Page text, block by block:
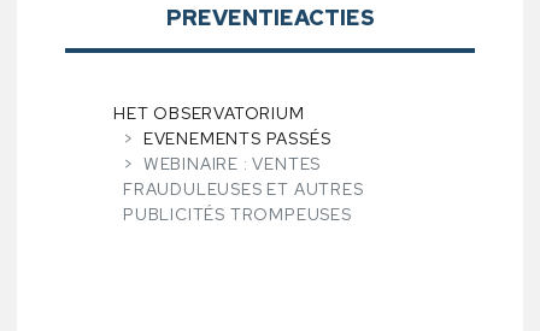
PREVENTIEACTIES
HET OBSERVATORIUM
EVENEMENTS PASSÉS
WEBINAIRE : VENTES
FRAUDULEUSES ET AUTRES
PUBLICITÉS TROMPEUSES